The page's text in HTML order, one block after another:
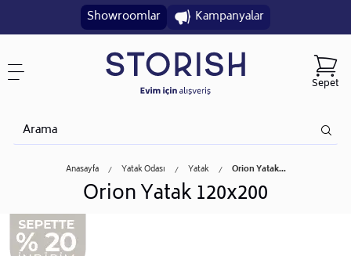
Showroomlar Kampanyalar
Sepet
Anasayfa Yatak Odası Yatak Orion Yatak...
Orion Yatak 120x200